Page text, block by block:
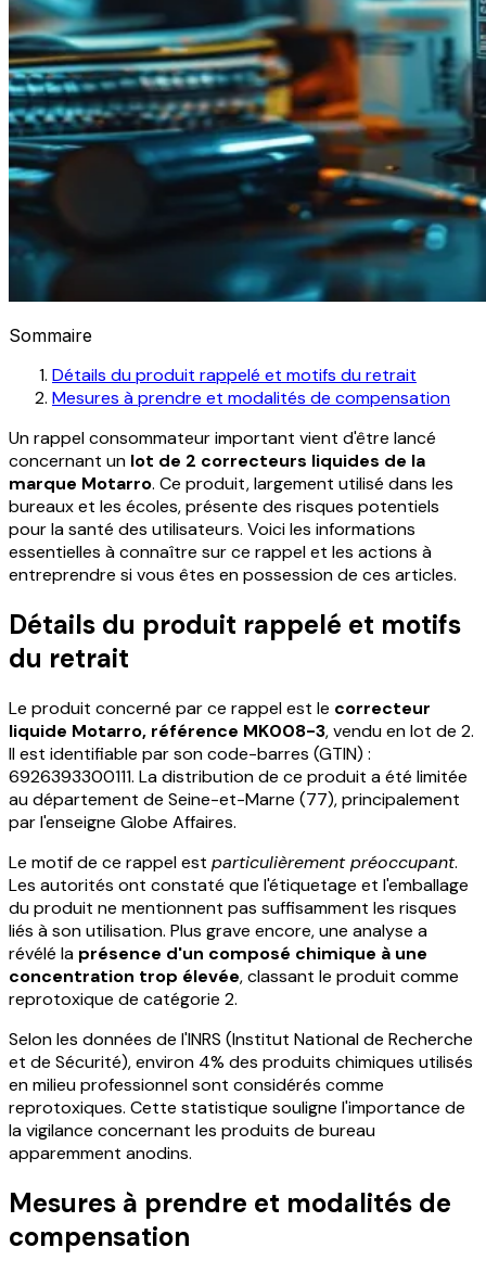
Sommaire
Détails du produit rappelé et motifs du retrait
Mesures à prendre et modalités de compensation
Un rappel consommateur important vient d'être lancé
concernant un lot de 2 correcteurs liquides de la
marque Motarro. Ce produit, largement utilisé dans les
bureaux et les écoles, présente des risques potentiels
pour la santé des utilisateurs. Voici les informations
essentielles à connaître sur ce rappel et les actions à
entreprendre si vous êtes en possession de ces articles.
Détails du produit rappelé et motifs
du retrait
Le produit concerné par ce rappel est le correcteur
liquide Motarro, référence MK008-3, vendu en lot de 2.
Il est identifiable par son code-barres (GTIN) :
6926393300111. La distribution de ce produit a été limitée
au département de Seine-et-Marne (77), principalement
par l'enseigne Globe Affaires.
Le motif de ce rappel est particulièrement préoccupant.
Les autorités ont constaté que l'étiquetage et l'emballage
du produit ne mentionnent pas suffisamment les risques
liés à son utilisation. Plus grave encore, une analyse a
révélé la présence d'un composé chimique à une
concentration trop élevée, classant le produit comme
reprotoxique de catégorie 2.
Selon les données de l'INRS (Institut National de Recherche
et de Sécurité), environ 4% des produits chimiques utilisés
en milieu professionnel sont considérés comme
reprotoxiques. Cette statistique souligne l'importance de
la vigilance concernant les produits de bureau
apparemment anodins.
Mesures à prendre et modalités de
compensation